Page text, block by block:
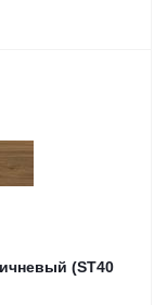
(ST40